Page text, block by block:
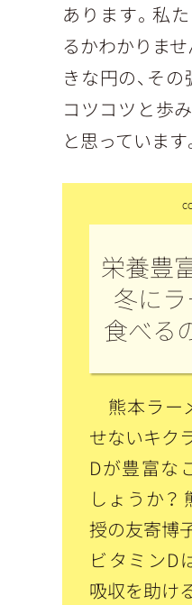
あります。私
るかわかりま
きな円の、その
コツコツと歩
と思っています
栄養豊
冬に
食べる
熊本ラー
せないキク
Dが豊富な
しょうか？
授の友寄博
ビタミンD
吸収を助け